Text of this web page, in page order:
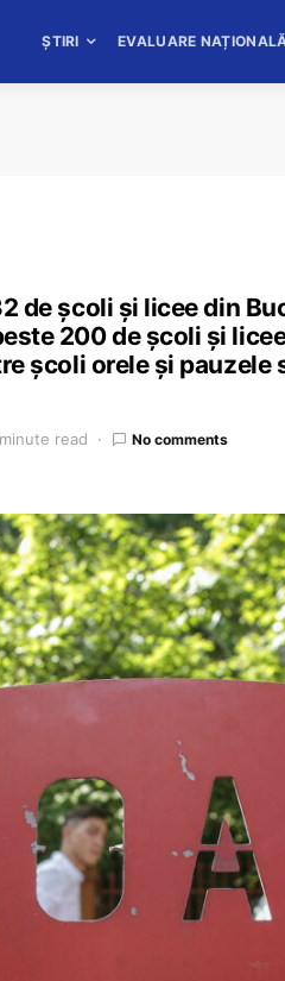
ȘTIRI EVALUARE
de școli și licee din
200 de școli și
școli orele și pauzele
read No comments